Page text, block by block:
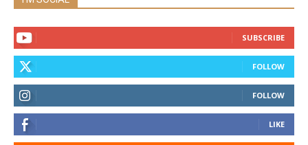
SUBSCRIBE
FOLLOW
FOLLOW
LIKE